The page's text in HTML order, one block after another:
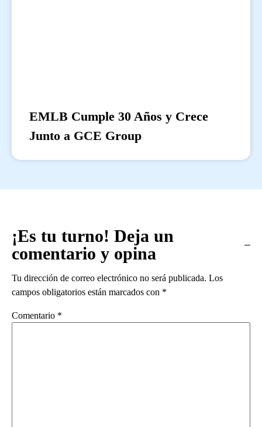
EMLB Cumple 30 Años y Crece
Junto a GCE Group
¡Es tu turno! Deja un
comentario y opina
Tu dirección de correo electrónico no será publicada. Los
campos obligatorios están marcados con *
Comentario *